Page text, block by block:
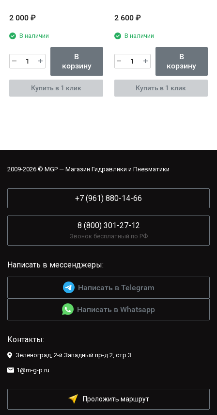
2 000 ₽
В наличии
В
корзину
Купить в 1 клик
2 600 ₽
В наличии
В
корзину
Купить в 1 клик
2009-2026 © MGP — Магазин Гидравлики и Пневматики
+7 (961) 880-14-66
8 (800) 301-27-12
Звонок бесплатный по РФ
Написать в мессенджеры:
Написать в Telegram
Написать в Whatsapp
Контакты:
Зеленоград, 2-й Западный пр-д 2, стр 3.
1@m-g-p.ru
Проложить маршрут